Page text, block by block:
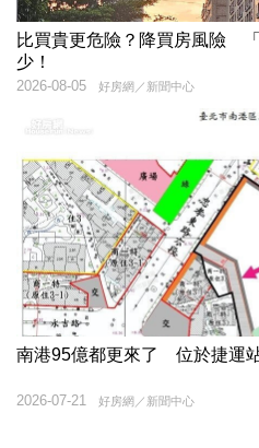
比買貴更危險？降買房風險
少！
好房網／新聞中心
2026-08-05
南港95億都更來了 位於捷運
好房網／新聞中心
2026-07-21